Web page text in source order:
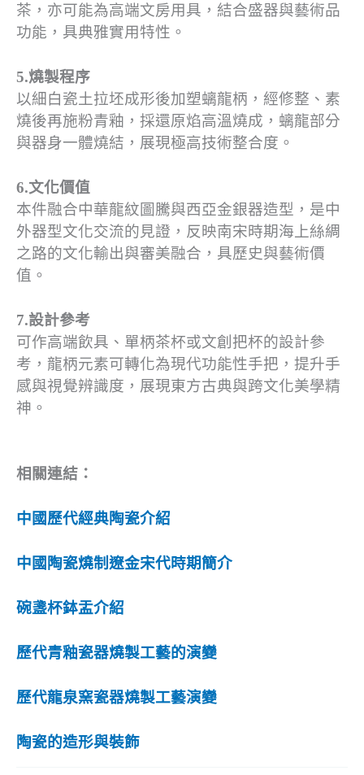
茶，亦可能為高端文房用具，結合盛器與藝術品
功能，具典雅實用特性。
5.燒製程序
以細白瓷土拉坯成形後加塑螭龍柄，經修整、素
燒後再施粉青釉，採還原焰高溫燒成，螭龍部分
與器身一體燒結，展現極高技術整合度。
6.文化價值
本件融合中華龍紋圖騰與西亞金銀器造型，是中
外器型文化交流的見證，反映南宋時期海上絲綢
之路的文化輸出與審美融合，具歷史與藝術價
值。
7.設計參考
可作高端飲具、單柄茶杯或文創把杯的設計參
考，龍柄元素可轉化為現代功能性手把，提升手
感與視覺辨識度，展現東方古典與跨文化美學精
神。
相關連結：
中國歷代經典陶瓷介紹
中國陶瓷燒制遼金宋代時期簡介
碗盞杯鉢盂介紹
歷代青釉瓷器燒製工藝的演變
歷代龍泉窯瓷器燒製工藝演變
陶瓷的造形與裝飾